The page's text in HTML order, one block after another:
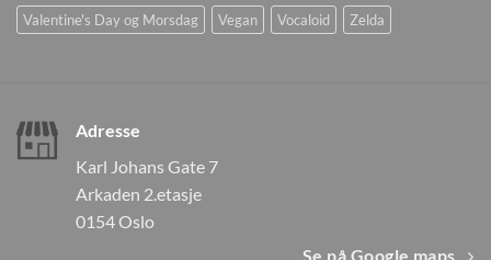
Valentine's Day og Morsdag
Vegan Vocaloid Zelda
Adresse
Karl Johans Gate 7
Arkaden 2.etasje
0154 Oslo
Se på Google maps